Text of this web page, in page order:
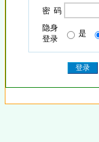
密 码
隐身
登录
是